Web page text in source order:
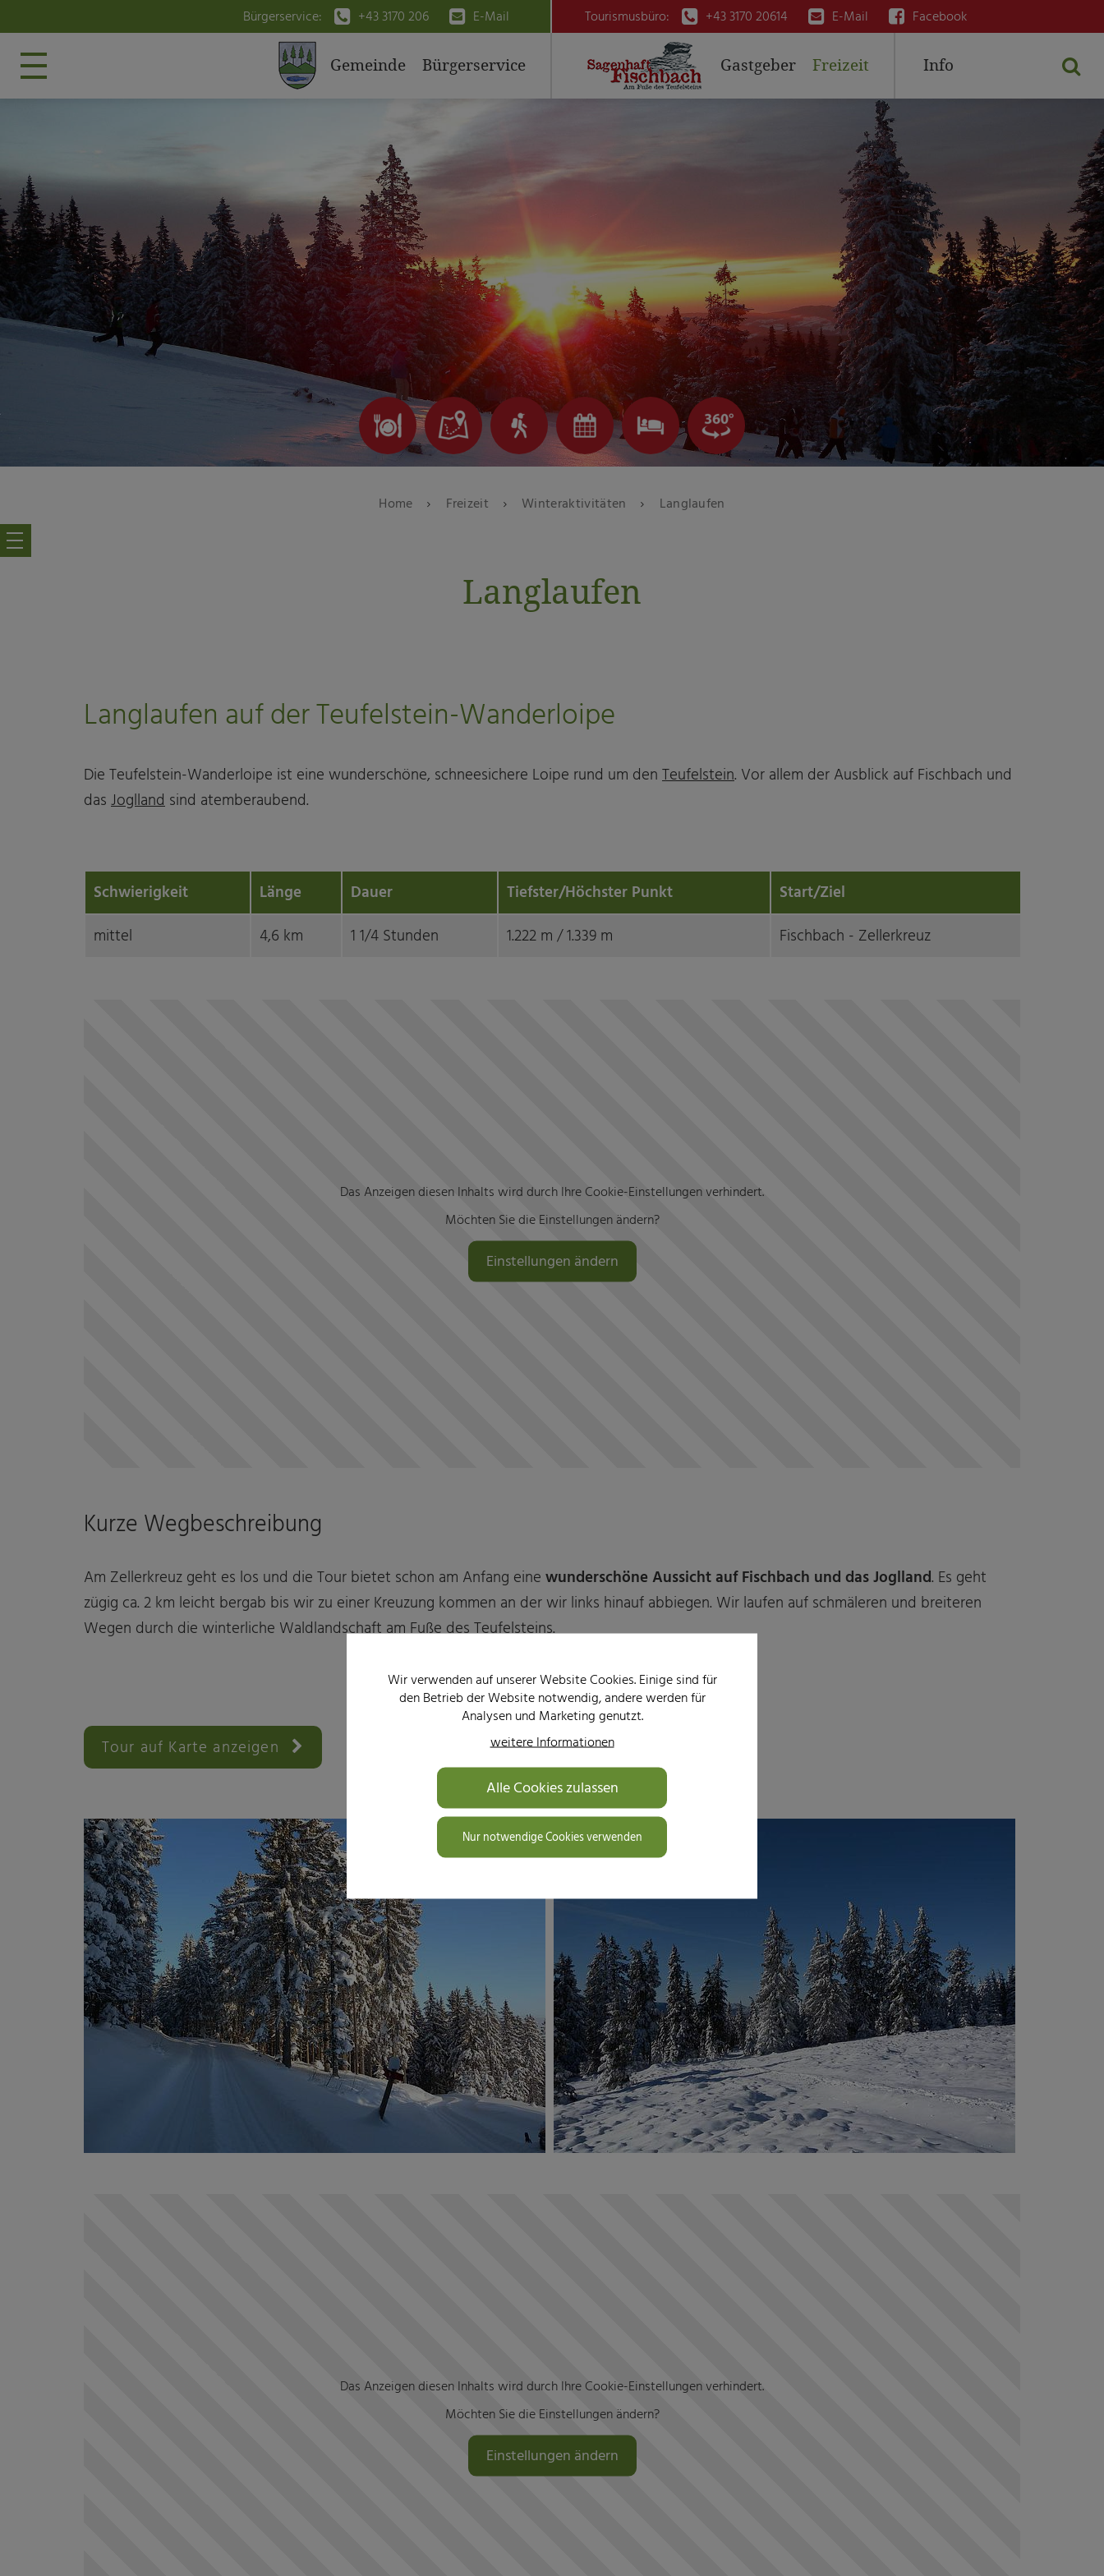
Bürgerservice:  +43 3170 206  E-Mail Tourismusbüro:  +43 3170 20614  E-Mail  Facebook
Gemeinde Bürgerservice Gastgeber Freizeit Info
Home Freizeit Winteraktivitäten Langlaufen
Langlaufen
Langlaufen auf der Teufelstein-Wanderloipe
Die Teufelstein-Wanderloipe ist eine wunderschöne, schneesichere Loipe rund um den Teufelstein. Vor allem der Ausblick auf Fischbach und
das Joglland sind atemberaubend.
Schwierigkeit Länge Dauer Tiefster/Höchster Punkt Start/Ziel
mittel 4,6 km 1 1/4 Stunden 1.222 m / 1.339 m Fischbach - Zellerkreuz
Das Anzeigen diesen Inhalts wird durch Ihre Cookie-Einstellungen verhindert.
Möchten Sie die Einstellungen ändern?
Einstellungen ändern
Kurze Wegbeschreibung
Am Zellerkreuz geht es los und die Tour bietet schon am Anfang eine wunderschöne Aussicht auf Fischbach und das Joglland. Es geht
zügig ca. 2 km leicht bergab bis wir zu einer Kreuzung kommen an der wir links hinauf abbiegen. Wir laufen auf schmäleren und breiteren
Wegen durch die winterliche Waldlandschaft am Fuße des Teufelsteins.
Tour auf Karte anzeigen
Das Anzeigen diesen Inhalts wird durch Ihre Cookie-Einstellungen verhindert.
Möchten Sie die Einstellungen ändern?
Einstellungen ändern
Wir verwenden auf unserer Website Cookies. Einige sind für
den Betrieb der Website notwendig, andere werden für
Analysen und Marketing genutzt.
weitere Informationen
Alle Cookies zulassen
Nur notwendige Cookies verwenden